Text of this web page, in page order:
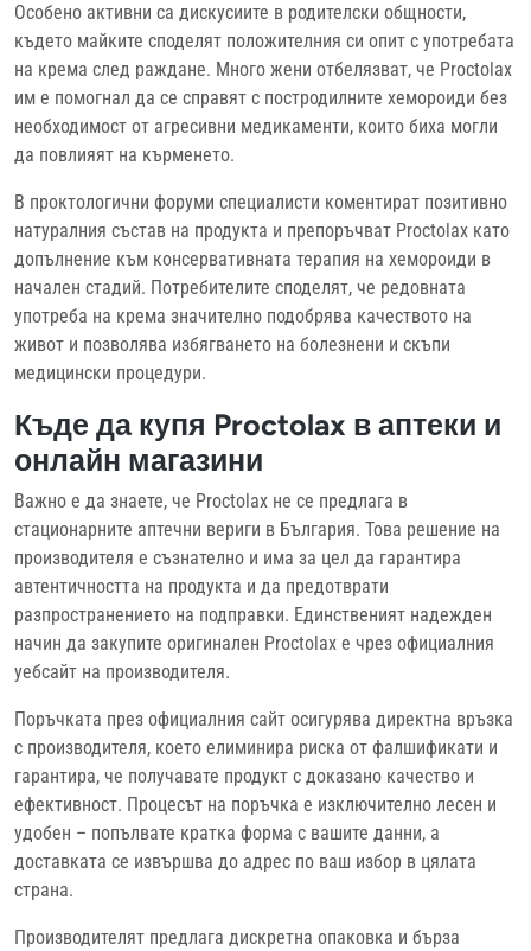
Особено активни са дискусиите в родителски общности,
където майките споделят положителния си опит с употребата
на крема след раждане. Много жени отбелязват, че Proctolax
им е помогнал да се справят с постродилните хемороиди без
необходимост от агресивни медикаменти, които биха могли
да повлияят на кърменето.
В проктологични форуми специалисти коментират позитивно
натуралния състав на продукта и препоръчват Proctolax като
допълнение към консервативната терапия на хемороиди в
начален стадий. Потребителите споделят, че редовната
употреба на крема значително подобрява качеството на
живот и позволява избягването на болезнени и скъпи
медицински процедури.
Къде да купя Proctolax в аптеки и
онлайн магазини
Важно е да знаете, че Proctolax не се предлага в
стационарните аптечни вериги в България. Това решение на
производителя е съзнателно и има за цел да гарантира
автентичността на продукта и да предотврати
разпространението на подправки. Единственият надежден
начин да закупите оригинален Proctolax е чрез официалния
уебсайт на производителя.
Поръчката през официалния сайт осигурява директна връзка
с производителя, което елиминира риска от фалшификати и
гарантира, че получавате продукт с доказано качество и
ефективност. Процесът на поръчка е изключително лесен и
удобен – попълвате кратка форма с вашите данни, а
доставката се извършва до адрес по ваш избор в цялата
страна.
Производителят предлага дискретна опаковка и бърза